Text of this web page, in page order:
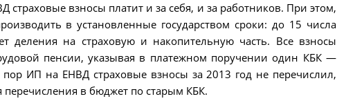
страховые взносы платит и за себя, и за работников. При этом,
в установленные государством сроки: до 15 числа
деления на страховую и накопительную часть. Все взносы
пенсии, указывая в платежном поручении один КБК —
ИП на ЕНВД страховые взносы за 2013 год не перечислил,
перечисления в бюджет по старым КБК.